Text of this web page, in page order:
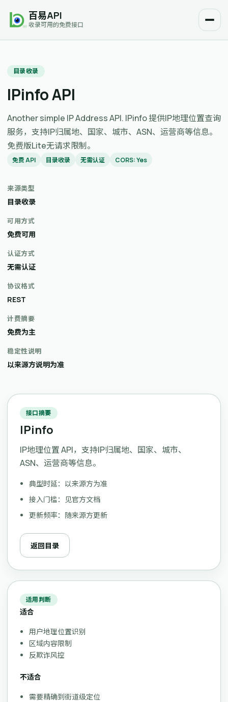
百易API
收录可用的免费接口
目录收录
IPinfo API
Another simple IP Address API. IPinfo 提供IP地理位置查询
服务，支持IP归属地、国家、城市、ASN、运营商等信息。
免费版Lite无请求限制。
免费 API 目录收录 无需认证 CORS: Yes
来源类型
目录收录
可用方式
免费可用
认证方式
无需认证
协议格式
REST
计费摘要
免费为主
稳定性说明
以来源方说明为准
接口摘要
IPinfo
IP地理位置 API，支持IP归属地、国家、城市、
ASN、运营商等信息。
典型时延：以来源方为准
接入门槛：见官方文档
更新频率：随来源方更新
返回目录
适用判断
适合
用户地理位置识别
区域内容限制
反欺诈风控
不适合
需要精确到街道级定位